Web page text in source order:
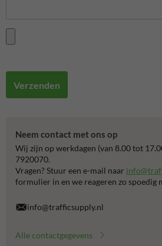
Verzenden
Neem contact met ons op
Wij zijn op werkdagen (van 8.00 tot
7920070.
Vragen? Stuur een e-mail naar
formulier in en we reageren zo spoedig
info@trafficsupply.nl
Alle contactgegevens